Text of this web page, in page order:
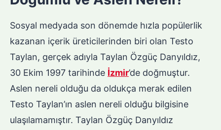
Sosyal medyada son dönemde hızla popülerlik
kazanan içerik üreticilerinden biri olan Testo
Taylan, gerçek adıyla Taylan Özgüç Danyıldız,
30 Ekim 1997 tarihinde İzmir’de doğmuştur.
Aslen nereli olduğu da oldukça merak edilen
Testo Taylan’ın aslen nereli olduğu bilgisine
ulaşılamamıştır. Taylan Özgüç Danyıldız